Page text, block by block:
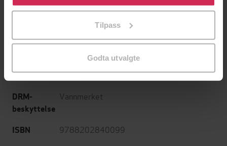
tilpasse ditt samtykke til spesifikke formål ved å klikke
Tilpass
Godta utvalgte
Lengde 9:19
Skjønnlitteratur Romaner
Format mp3
DRM-
beskyttelse
Vannmerket
ISBN 9788202840099